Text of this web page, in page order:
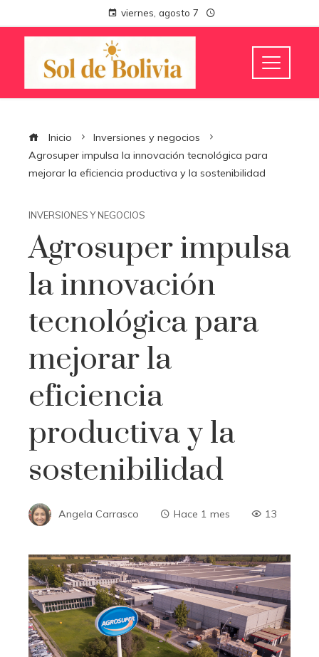
viernes, agosto 7
Inicio
Inversiones y negocios
Agrosuper impulsa la innovación tecnológica para
mejorar la eficiencia productiva y la sostenibilidad
INVERSIONES Y NEGOCIOS
Agrosuper impulsa
la innovación
tecnológica para
mejorar la
eficiencia
productiva y la
sostenibilidad
Angela Carrasco Hace 1 mes 13